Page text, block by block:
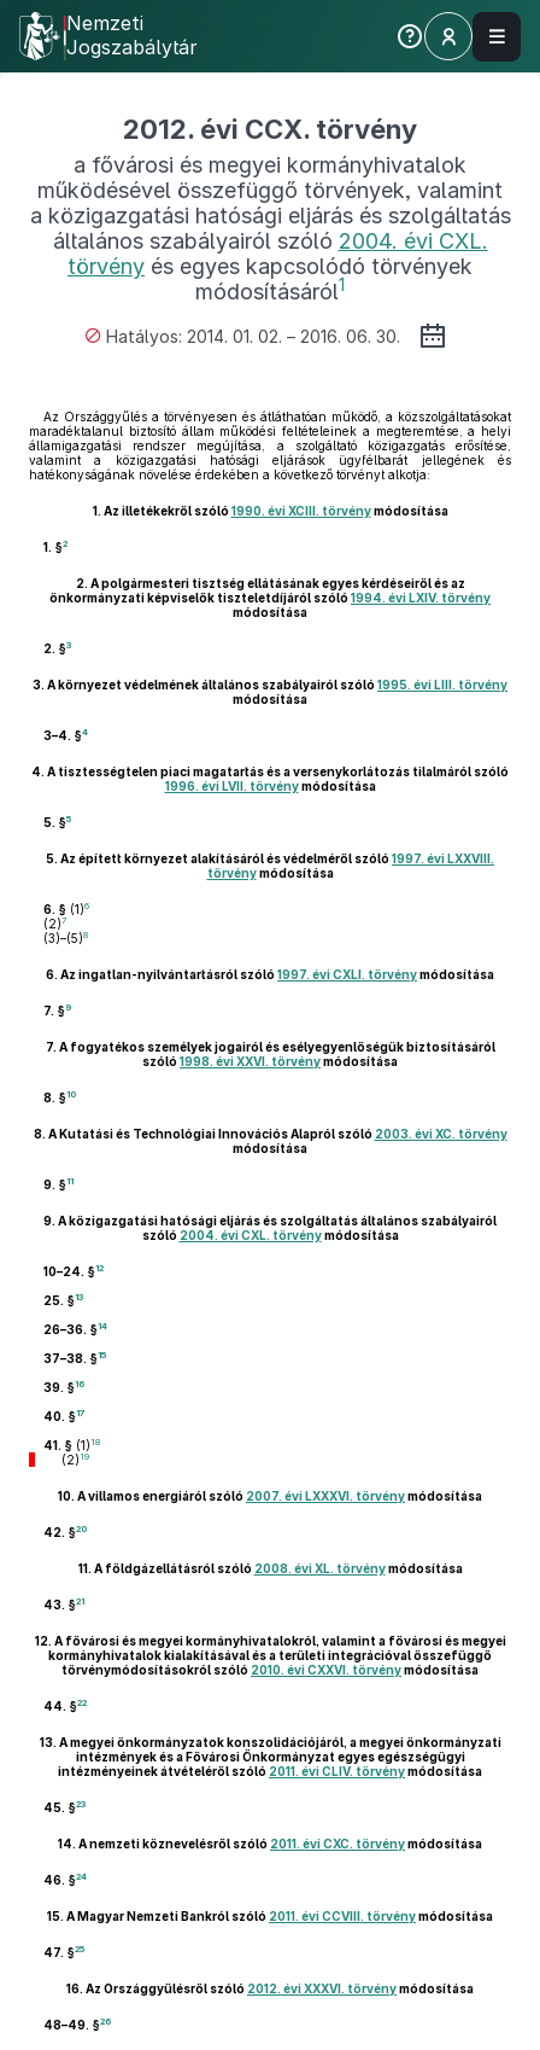
Nemzeti
Jogszabálytár
2012. évi CCX. törvény
a fővárosi és megyei kormányhivatalok
működésével összefüggő törvények, valamint
a közigazgatási hatósági eljárás és szolgáltatás
általános szabályairól szóló 2004. évi CXL.
törvény és egyes kapcsolódó törvények
módosításáról1
Hatályos: 2014. 01. 02. – 2016. 06. 30.
Az Országgyűlés a törvényesen és átláthatóan működő, a közszolgáltatásokat
maradéktalanul biztosító állam működési feltételeinek a megteremtése, a helyi
államigazgatási rendszer megújítása, a szolgáltató közigazgatás erősítése,
valamint a közigazgatási hatósági eljárások ügyfélbarát jellegének és
hatékonyságának növelése érdekében a következő törvényt alkotja:
1. Az illetékekről szóló 1990. évi XCIII. törvénymódosítása
1. §2
2. A polgármesteri tisztség ellátásának egyes kérdéseiről és az
önkormányzati képviselők tiszteletdíjáról szóló 1994. évi LXIV. törvény
módosítása
2. §3
3. A környezet védelmének általános szabályairól szóló 1995. évi LIII. törvény
módosítása
3–4. §4
4. A tisztességtelen piaci magatartás és a versenykorlátozás tilalmáról szóló
1996. évi LVII. törvénymódosítása
5. §5
5. Az épített környezet alakításáról és védelméről szóló 1997. évi LXXVIII.
törvénymódosítása
6. § (1)6
(2)7
(3)–(5)8
6. Az ingatlan-nyilvántartásról szóló 1997. évi CXLI. törvénymódosítása
7. §9
7. A fogyatékos személyek jogairól és esélyegyenlőségük biztosításáról
szóló 1998. évi XXVI. törvénymódosítása
8. §10
8. A Kutatási és Technológiai Innovációs Alapról szóló 2003. évi XC. törvény
módosítása
9. §11
9. A közigazgatási hatósági eljárás és szolgáltatás általános szabályairól
szóló 2004. évi CXL. törvénymódosítása
10–24. §12
25. §13
26–36. §14
37–38. §15
39. §16
40. §17
41. § (1) 18
(2) 19
10. A villamos energiáról szóló 2007. évi LXXXVI. törvénymódosítása
42. §20
11. A földgázellátásról szóló 2008. évi XL. törvénymódosítása
43. §21
12. A fővárosi és megyei kormányhivatalokról, valamint a fővárosi és megyei
kormányhivatalok kialakításával és a területi integrációval összefüggő
törvénymódosításokról szóló 2010. évi CXXVI. törvénymódosítása
44. §22
13. A megyei önkormányzatok konszolidációjáról, a megyei önkormányzati
intézmények és a Fővárosi Önkormányzat egyes egészségügyi
intézményeinek átvételéről szóló 2011. évi CLIV. törvénymódosítása
45. §23
14. A nemzeti köznevelésről szóló 2011. évi CXC. törvénymódosítása
46. §24
15. A Magyar Nemzeti Bankról szóló 2011. évi CCVIII. törvénymódosítása
47. §25
16. Az Országgyűlésről szóló 2012. évi XXXVI. törvénymódosítása
48–49. §26